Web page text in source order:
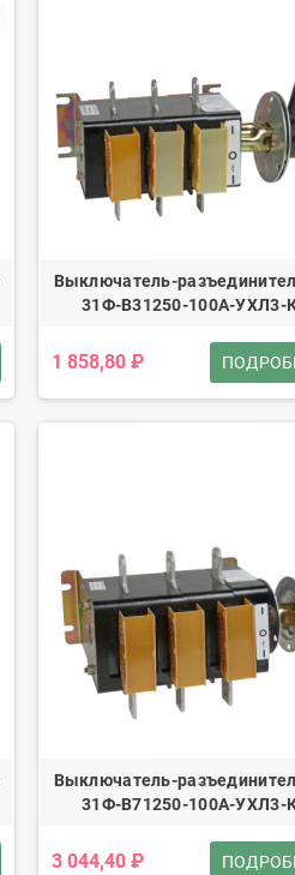
Выключатель-
31Ф-В31250-100А-УХЛ3-
1 858,80 ₽
Выключатель-
31Ф-В71250-100А-УХЛ3-
3 044,40 ₽